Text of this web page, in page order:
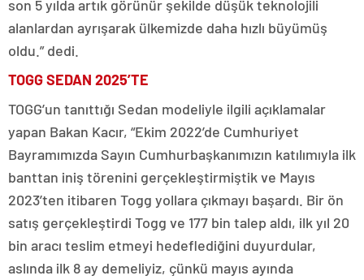
son 5 yılda artık görünür şekilde düşük teknolojili
alanlardan ayrışarak ülkemizde daha hızlı büyümüş
oldu.” dedi.
TOGG SEDAN 2025’TE
TOGG’un tanıttığı Sedan modeliyle ilgili açıklamalar
yapan Bakan Kacır, “Ekim 2022’de Cumhuriyet
Bayramımızda Sayın Cumhurbaşkanımızın katılımıyla ilk
banttan iniş törenini gerçekleştirmiştik ve Mayıs
2023’ten itibaren Togg yollara çıkmayı başardı. Bir ön
satış gerçekleştirdi Togg ve 177 bin talep aldı, ilk yıl 20
bin aracı teslim etmeyi hedeflediğini duyurdular,
aslında ilk 8 ay demeliyiz, çünkü mayıs ayında